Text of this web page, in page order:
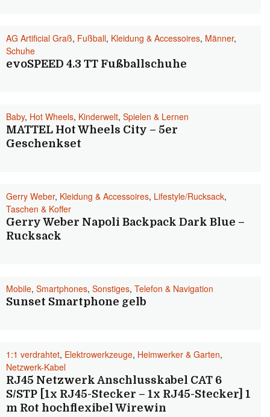
AG Artificial Graß, Fußball, Kleidung & Accessoires, Männer,
Schuhe
evoSPEED 4.3 TT Fußballschuhe
Baby, Hot Wheels, Kinderwelt, Spielen & Lernen
MATTEL Hot Wheels City – 5er
Geschenkset
Gerry Weber, Kleidung & Accessoires, Lifestyle/Rucksack,
Taschen & Koffer
Gerry Weber Napoli Backpack Dark Blue –
Rucksack
Mobile, Smartphones, Sonstiges, Telefon & Navigation
Sunset Smartphone gelb
1:1 verdrahtet, Elektrowerkzeuge, Heimwerker & Garten,
Netzwerk-Kabel
RJ45 Netzwerk Anschlusskabel CAT 6
S/STP [1x RJ45-Stecker – 1x RJ45-Stecker] 1
m Rot hochflexibel Wirewin